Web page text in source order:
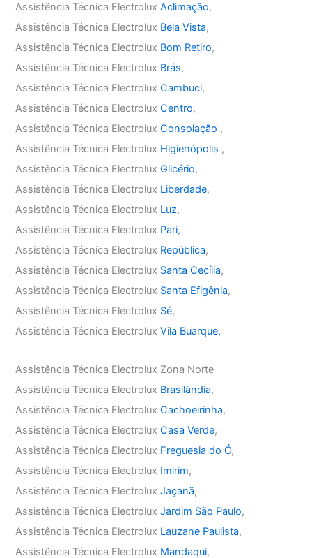
Assistência Técnica ElectroluxAclimação,
Assistência Técnica Electrolux Bela Vista,
Assistência Técnica Electrolux Bom Retiro,
Assistência Técnica Electrolux Brás,
Assistência Técnica ElectroluxCambuci,
Assistência Técnica ElectroluxCentro,
Assistência Técnica ElectroluxConsolação ,
Assistência Técnica Electrolux Higienópolis ,
Assistência Técnica ElectroluxGlicério,
Assistência Técnica Electrolux Liberdade,
Assistência Técnica Electrolux Luz,
Assistência Técnica Electrolux Pari,
Assistência Técnica Electrolux República,
Assistência Técnica Electrolux Santa Cecília,
Assistência Técnica Electrolux Santa Efigênia,
Assistência Técnica Electrolux Sé,
Assistência Técnica ElectroluxVila Buarque,
Assistência Técnica Electrolux Zona Norte
Assistência Técnica Electrolux Brasilândia,
Assistência Técnica ElectroluxCachoeirinha,
Assistência Técnica ElectroluxCasa Verde,
Assistência Técnica Electrolux Freguesia do Ó,
Assistência Técnica Electrolux Imirim,
Assistência Técnica ElectroluxJaçanã,
Assistência Técnica ElectroluxJardim São Paulo,
Assistência Técnica Electrolux Lauzane Paulista,
Assistência Técnica Electrolux Mandaqui,